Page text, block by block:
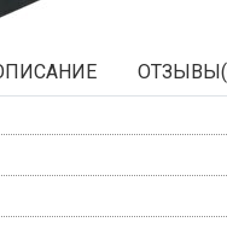
ОТЗЫВЫ(